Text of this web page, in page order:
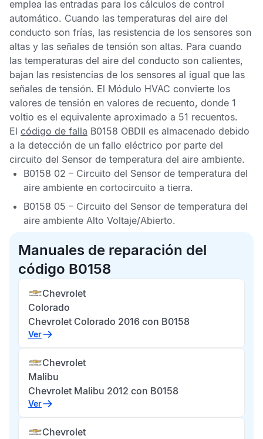
emplea las entradas para los cálculos de control
automático. Cuando las temperaturas del aire del
conducto son frías, las resistencia de los sensores son
altas y las señales de tensión son altas. Para cuando
las temperaturas del aire del conducto son calientes,
bajan las resistencias de los sensores al igual que las
señales de tensión. El Módulo HVAC convierte los
valores de tensión en valores de recuento, donde 1
voltio es el equivalente aproximado a 51 recuentos.
El código de falla B0158 OBDII es almacenado debido
a la detección de un fallo eléctrico por parte del
circuito del Sensor de temperatura del aire ambiente.
B0158 02 – Circuito del Sensor de temperatura del
aire ambiente en cortocircuito a tierra.
B0158 05 – Circuito del Sensor de temperatura del
aire ambiente Alto Voltaje/Abierto.
Manuales de reparación del
código B0158
Chevrolet
Colorado
Chevrolet Colorado 2016 con B0158
Ver
Chevrolet
Malibu
Chevrolet Malibu 2012 con B0158
Ver
Chevrolet